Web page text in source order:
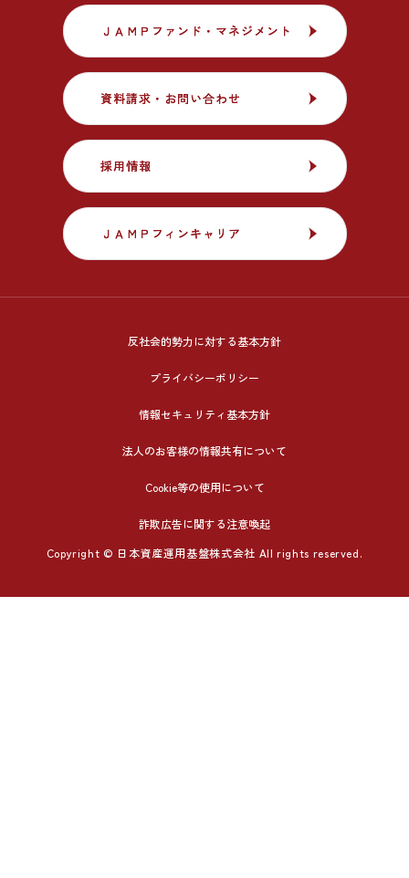
ＪＡＭＰファンド・マネジメント
ＪＡＭＰファンド・マネジメント
資料請求・お問い合わせ
資料請求・お問い合わせ
採用情報
採用情報
ＪＡＭＰフィンキャリア
ＪＡＭＰフィンキャリア
反社会的勢力に対する基本方針
プライバシーポリシー
情報セキュリティ基本方針
法人のお客様の情報共有について
Cookie等の使用について
詐欺広告に関する注意喚起
Copyright © 日本資産運用基盤株式会社 All rights reserved.